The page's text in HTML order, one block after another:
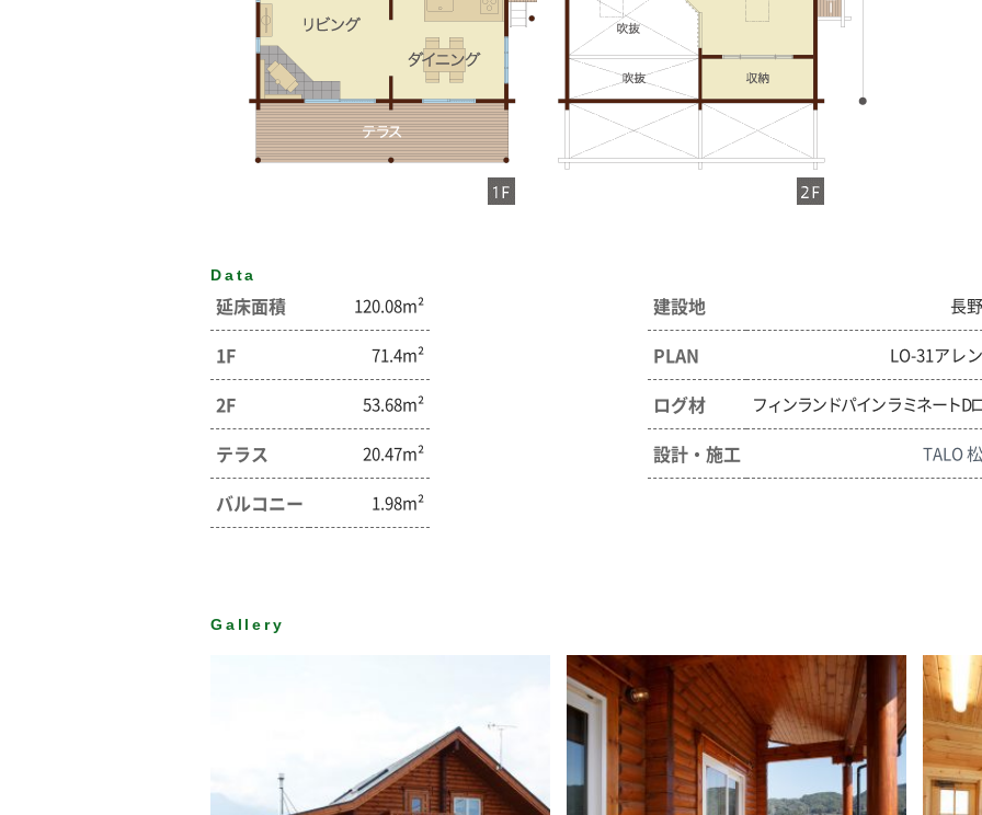
Data
延床面積 120.08m²
1F 71.4m²
2F 53.68m²
テラス 20.47m²
バルコニー 1.98m²
建設地 長
PLAN LO-31アレ
ログ材 フィンランドパイン ラミネートD
設計・施工 TALO
Gallery